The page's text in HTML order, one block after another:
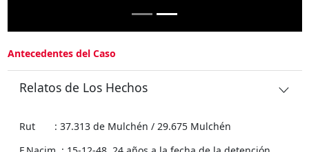
Antecedentes del Caso
Relatos de Los Hechos
Rut : 37.313 de Mulchén / 29.675 Mulchén